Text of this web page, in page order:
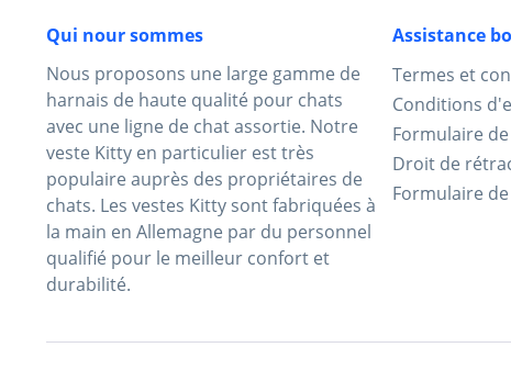
Qui nour sommes
Nous proposons une large gamme de
harnais de haute qualité pour chats
avec une ligne de chat assortie. Notre
veste Kitty en particulier est très
populaire auprès des propriétaires de
chats. Les vestes Kitty sont fabriquées à
la main en Allemagne par du personnel
qualifié pour le meilleur confort et
durabilité.
Assistance
Termes et
Conditions
Formulaire
Droit de
Formulaire